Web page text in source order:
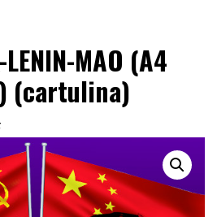
MAO (A4
(cartulina)